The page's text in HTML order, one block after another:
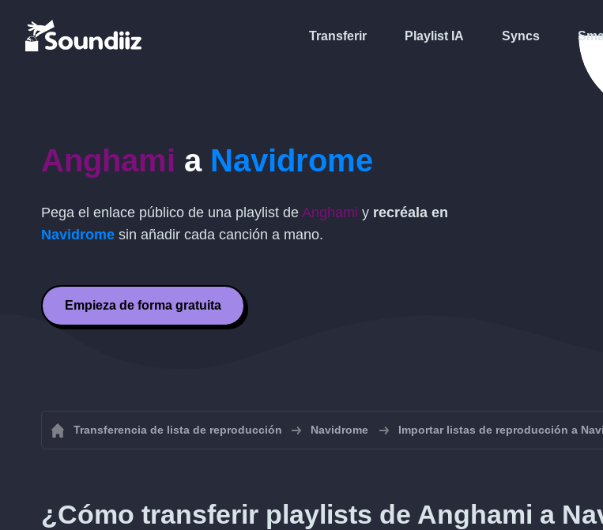
Transferir Playlist IA Syncs
Anghami a Navidrome
Pega el enlace público de una playlist de Anghami y recréala en
Navidrome sin añadir cada canción a mano.
Empieza de forma gratuita
Transferencia de lista de reproducción Navidrome Importar listas de reproducción a
¿Cómo transferir playlists de Anghami a